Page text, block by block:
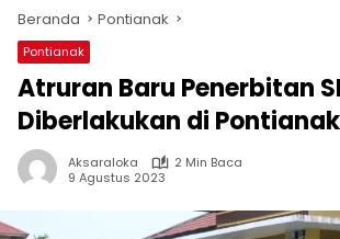
Beranda Pontianak
Pontianak
Atruran Baru Penerbitan
Diberlakukan di Pontianak
Aksaraloka
2 Min Baca
9 Agustus 2023